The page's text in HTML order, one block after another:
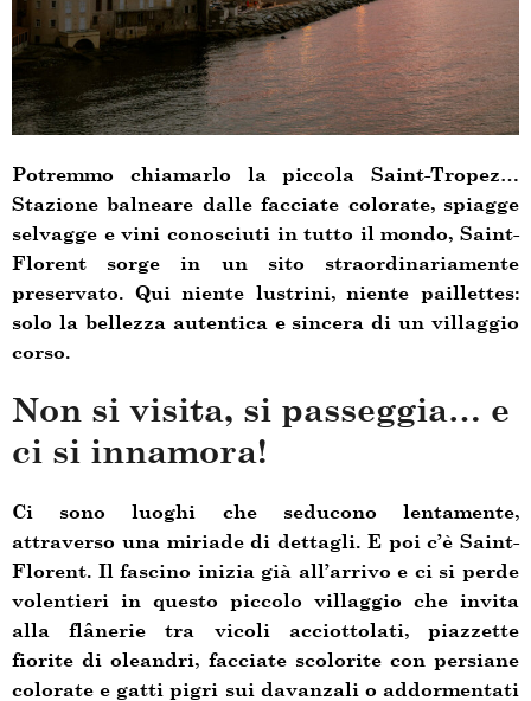
Potremmo chiamarlo la piccola Saint-Tropez…
Stazione balneare dalle facciate colorate, spiagge
selvagge e vini conosciuti in tutto il mondo, Saint-
Florent sorge in un sito straordinariamente
preservato. Qui niente lustrini, niente paillettes:
solo la bellezza autentica e sincera di un villaggio
corso.
Non si visita, si passeggia… e
ci si innamora!
Ci sono luoghi che seducono lentamente,
attraverso una miriade di dettagli. E poi c’è Saint-
Florent. Il fascino inizia già all’arrivo e ci si perde
volentieri in questo piccolo villaggio che invita
alla flânerie tra vicoli acciottolati, piazzette
fiorite di oleandri, facciate scolorite con persiane
colorate e gatti pigri sui davanzali o addormentati